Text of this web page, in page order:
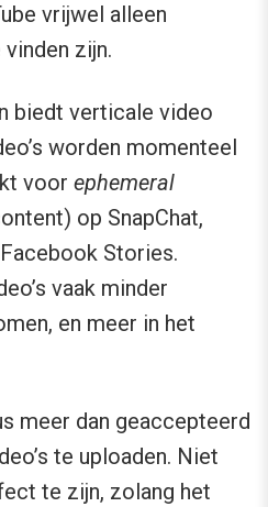
vrijwel alleen
zijn.
biedt verticale video
worden momenteel
voor ephemeral
op SnapChat,
Stories.
vaak minder
en meer in het
meer dan geaccepteerd
te uploaden. Niet
te zijn, zolang het